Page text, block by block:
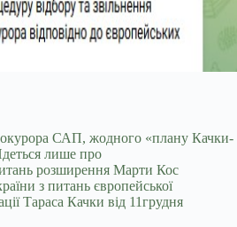
САП, жодного «плану Качки-
лише про
розширення Марти Кос
з питань європейської
Тараса Качки від 11грудня